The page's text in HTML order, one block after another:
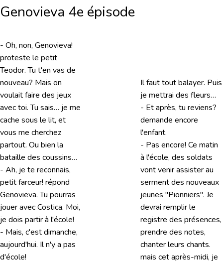
Genovieva 4e épisode
- Oh, non, Genovieva!
proteste le petit
Teodor. Tu t'en vas de
nouveau? Mais on
voulait faire des jeux
avec toi. Tu sais… je me
cache sous le lit, et
vous me cherchez
partout. Ou bien la
bataille des coussins…
- Ah, je te reconnais,
petit farceur! répond
Genovieva. Tu pourras
jouer avec Costica. Moi,
je dois partir à l'école!
- Mais, c'est dimanche,
aujourd'hui. Il n'y a pas
d'école!
Il faut tout balayer. Puis
je mettrai des fleurs…
- Et après, tu reviens?
demande encore
l'enfant.
- Pas encore! Ce matin
à l'école, des soldats
vont venir assister au
serment des nouveaux
jeunes "Pionniers". Je
devrai remplir le
registre des présences,
prendre des notes,
chanter leurs chants.
mais cet après-midi, je